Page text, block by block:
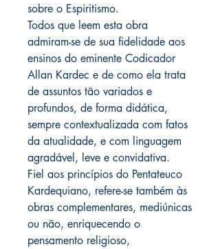
sobre o Espiritismo.
Todos que leem esta obra
admiram-se de sua fidelidade aos
ensinos do eminente Codicador
Allan Kardec e de como ela trata
de assuntos tão variados e
profundos, de forma didática,
sempre contextualizada com fatos
da atualidade, e com linguagem
agradável, leve e convidativa.
Fiel aos princípios do Pentateuco
Kardequiano, refere-se também às
obras complementares, mediúnicas
ou não, enriquecendo o
pensamento religioso,